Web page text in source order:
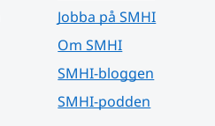
Jobba på SMHI
Om SMHI
SMHI-bloggen
SMHI-podden